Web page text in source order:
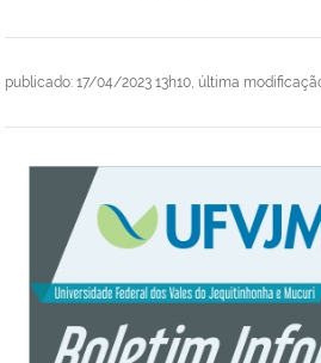
publicado: 17/04/2023 13h10, última